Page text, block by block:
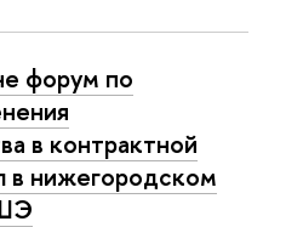
форум по
в контрактной
в нижегородском